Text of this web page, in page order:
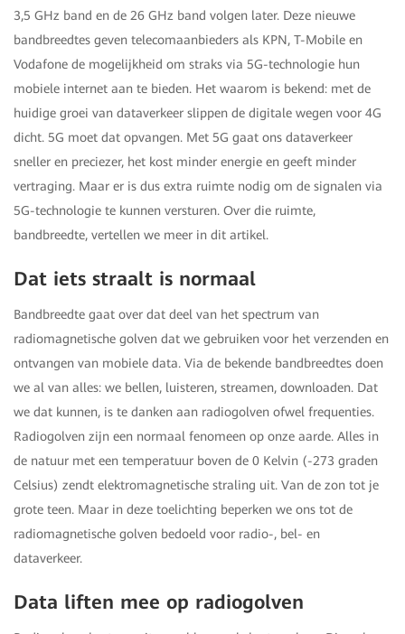
3,5 GHz band en de 26 GHz band volgen later. Deze nieuwe
bandbreedtes geven telecomaanbieders als KPN, T-Mobile en
Vodafone de mogelijkheid om straks via 5G-technologie hun
mobiele internet aan te bieden. Het waarom is bekend: met de
huidige groei van dataverkeer slippen de digitale wegen voor 4G
dicht. 5G moet dat opvangen. Met 5G gaat ons dataverkeer
sneller en preciezer, het kost minder energie en geeft minder
vertraging. Maar er is dus extra ruimte nodig om de signalen via
5G-technologie te kunnen versturen. Over die ruimte,
bandbreedte, vertellen we meer in dit artikel.
Dat iets straalt is normaal
Bandbreedte gaat over dat deel van het spectrum van
radiomagnetische golven dat we gebruiken voor het verzenden en
ontvangen van mobiele data. Via de bekende bandbreedtes doen
we al van alles: we bellen, luisteren, streamen, downloaden. Dat
we dat kunnen, is te danken aan radiogolven ofwel frequenties.
Radiogolven zijn een normaal fenomeen op onze aarde. Alles in
de natuur met een temperatuur boven de 0 Kelvin (-273 graden
Celsius) zendt elektromagnetische straling uit. Van de zon tot je
grote teen. Maar in deze toelichting beperken we ons tot de
radiomagnetische golven bedoeld voor radio-, bel- en
dataverkeer.
Data liften mee op radiogolven